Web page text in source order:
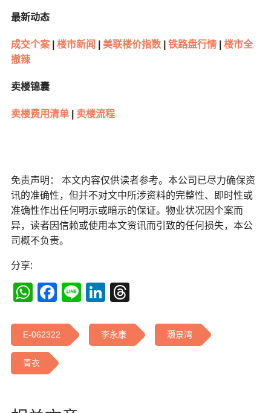
最新动态
成交个案| 楼市新闻 美联楼价指数| 铁路盘行情|
楼市全
撤辣
卖楼锦囊
卖楼费用清单| 卖楼流程
免责声明： 本文内容仅供读者参考。本公司已尽力确保资
讯的准确性，但并不对文中所涉资料的完整性、即时性或
准确性作出任何明示或暗示的保证。物业状况因个案而
异，读者因信赖或使用本文资讯而引致的任何损失，本公
司概不负责。
分享:
WhatsApp
Facebook
LineLinkedIn
E-062322 李永康 灏景湾
青衣